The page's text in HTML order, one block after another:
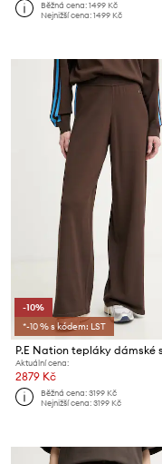
Běžná cena:1499 Kč
Nejnižší cena:1499 Kč
-10%
*-10 % s kódem: LST
Aktuální cena:
2879 Kč
Běžná cena:3199 Kč
Nejnižší cena:3199 Kč